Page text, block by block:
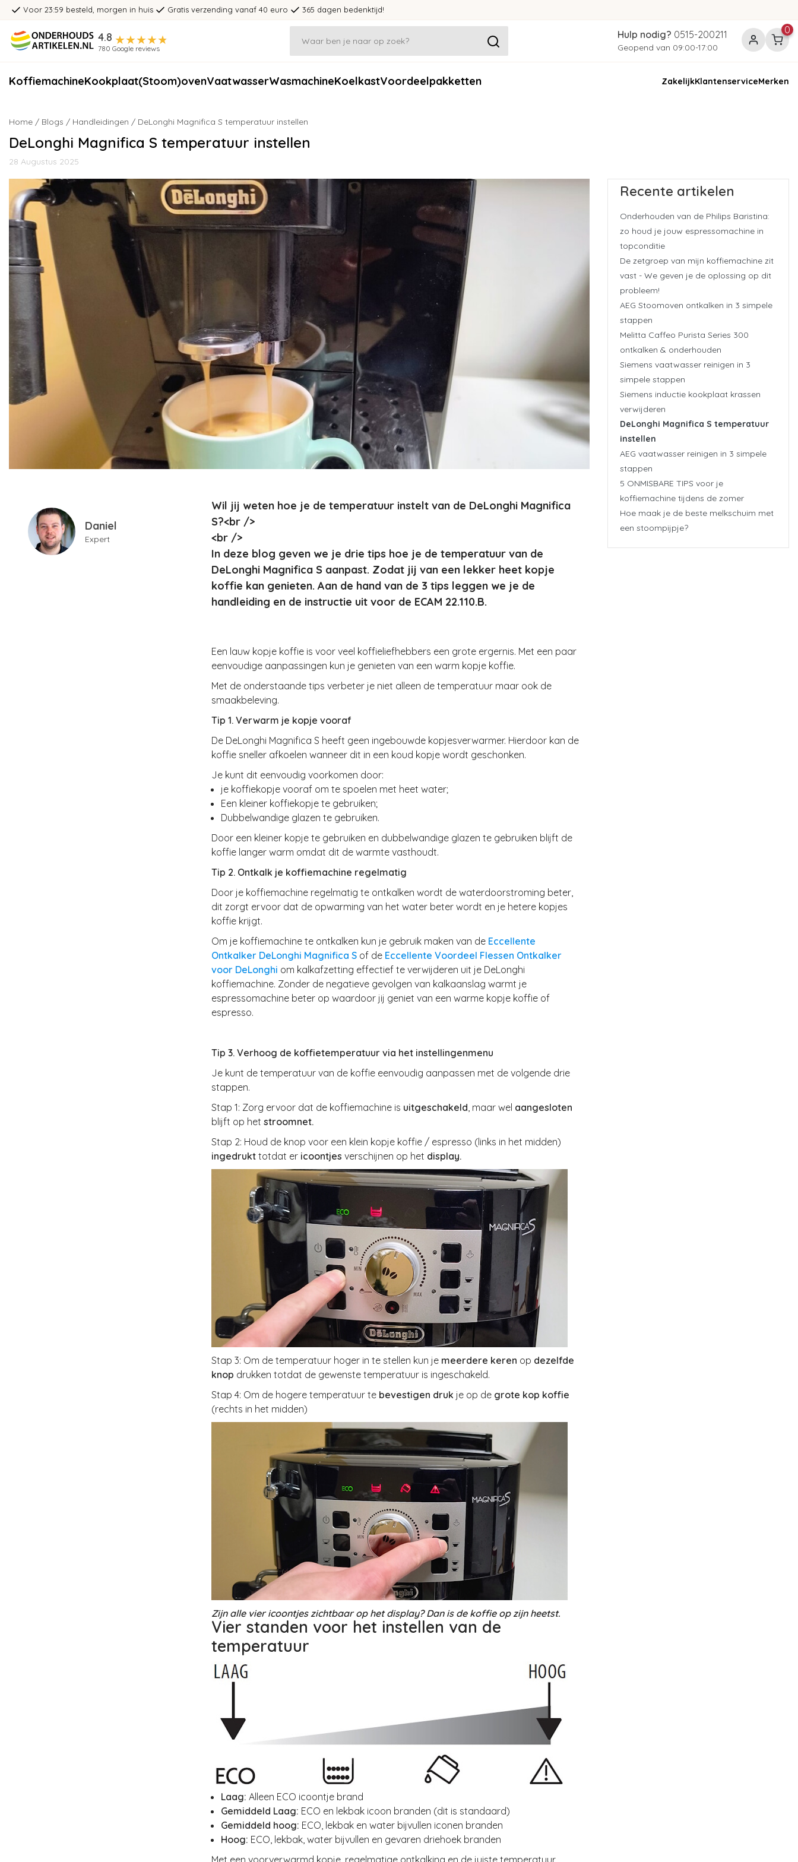
Voor 23:59 besteld, morgen in huis Gratis verzending vanaf 40 euro 365 dagen bedenktijd!
4.8
780 Google reviews
Hulp nodig? 0515-200211
Geopend van 09:00-17:00
0
KoffiemachineKookplaat(Stoom)ovenVaatwasserWasmachineKoelkastVoordeelpakketten ZakelijkKlantenserviceMerken
Home / Blogs / Handleidingen / DeLonghi Magnifica S temperatuur instellen
DeLonghi Magnifica S temperatuur instellen
28 Augustus 2025
Daniel
Expert
Wil jij weten hoe je de temperatuur instelt van de DeLonghi Magnifica
S?<br />
<br />
In deze blog geven we je drie tips hoe je de temperatuur van de
DeLonghi Magnifica S aanpast. Zodat jij van een lekker heet kopje
koffie kan genieten. Aan de hand van de 3 tips leggen we je de
handleiding en de instructie uit voor de ECAM 22.110.B.
Een lauw kopje koffie is voor veel koffieliefhebbers een grote ergernis. Met een paar
eenvoudige aanpassingen kun je genieten van een warm kopje koffie.
Met de onderstaande tips verbeter je niet alleen de temperatuur maar ook de
smaakbeleving.
Tip 1. Verwarm je kopje vooraf
De DeLonghi Magnifica S heeft geen ingebouwde kopjesverwarmer. Hierdoor kan de
koffie sneller afkoelen wanneer dit in een koud kopje wordt geschonken.
Je kunt dit eenvoudig voorkomen door:
je koffiekopje vooraf om te spoelen met heet water;
Een kleiner koffiekopje te gebruiken;
Dubbelwandige glazen te gebruiken.
Door een kleiner kopje te gebruiken en dubbelwandige glazen te gebruiken blijft de
koffie langer warm omdat dit de warmte vasthoudt.
Tip 2. Ontkalk je koffiemachine regelmatig
Door je koffiemachine regelmatig te ontkalken wordt de waterdoorstroming beter,
dit zorgt ervoor dat de opwarming van het water beter wordt en je hetere kopjes
koffie krijgt.
Om je koffiemachine te ontkalken kun je gebruik maken van de Eccellente
Ontkalker DeLonghi Magnifica S of de Eccellente Voordeel Flessen Ontkalker
voor DeLonghi om kalkafzetting effectief te verwijderen uit je DeLonghi
koffiemachine. Zonder de negatieve gevolgen van kalkaanslag warmt je
espressomachine beter op waardoor jij geniet van een warme kopje koffie of
espresso.
Tip 3. Verhoog de koffietemperatuur via het instellingenmenu
Je kunt de temperatuur van de koffie eenvoudig aanpassen met de volgende drie
stappen.
Stap 1: Zorg ervoor dat de koffiemachine is uitgeschakeld, maar wel aangesloten
blijft op het stroomnet.
Stap 2: Houd de knop voor een klein kopje koffie / espresso (links in het midden)
ingedrukt totdat er icoontjes verschijnen op het display.
Stap 3: Om de temperatuur hoger in te stellen kun je meerdere keren op dezelfde
knop drukken totdat de gewenste temperatuur is ingeschakeld.
Stap 4: Om de hogere temperatuur tebevestigen druk je op de grote kop koffie
(rechts in het midden)
Zijn alle vier icoontjes zichtbaar op het display? Dan is de koffie op zijn heetst.
Vier standen voor het instellen van de
temperatuur
Laag: Alleen ECO icoontje brand
Gemiddeld Laag: ECO en lekbak icoon branden (dit is standaard)
Gemiddeld hoog: ECO, lekbak en water bijvullen iconen branden
Hoog: ECO, lekbak, water bijvullen en gevaren driehoek branden
Met een voorverwarmd kopje, regelmatige ontkalking en de juiste temperatuur
Recente artikelen
Onderhouden van de Philips Baristina:
zo houd je jouw espressomachine in
topconditie
De zetgroep van mijn koffiemachine zit
vast - We geven je de oplossing op dit
probleem!
AEG Stoomoven ontkalken in 3 simpele
stappen
Melitta Caffeo Purista Series 300
ontkalken & onderhouden
Siemens vaatwasser reinigen in 3
simpele stappen
Siemens inductie kookplaat krassen
verwijderen
DeLonghi Magnifica S temperatuur
instellen
AEG vaatwasser reinigen in 3 simpele
stappen
5 ONMISBARE TIPS voor je
koffiemachine tijdens de zomer
Hoe maak je de beste melkschuim met
een stoompijpje?